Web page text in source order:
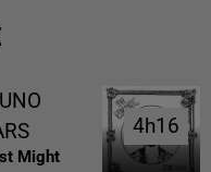
Might
4h16
4h16